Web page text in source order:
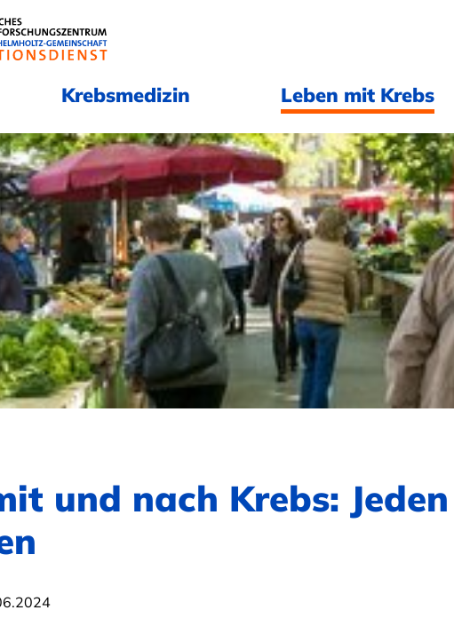
Krebsmedizin Leben mit Krebs
und nach Krebs: Jeden